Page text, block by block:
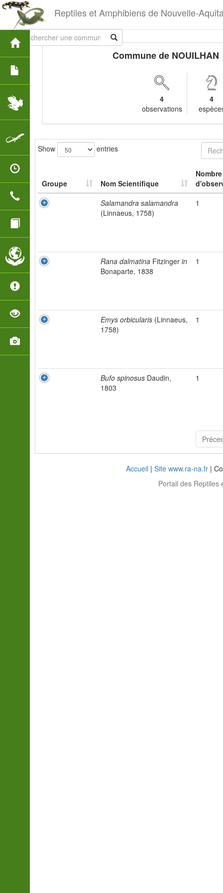
Reptiles et Amphibiens de Nouvelle-
Commune de NOUILHAN
4
observations
4
Show entries
Groupe Nom Scientifique
Nombre
Salamandra salamandra
(Linnaeus, 1758)
1
Rana dalmatina Fitzinger in
Bonaparte, 1838
1
Emys orbicularis (Linnaeus,
1758)
1
Bufo spinosus Daudin,
1803
1
Accueil | Site www.ra-na.fr |
Portail des Reptiles